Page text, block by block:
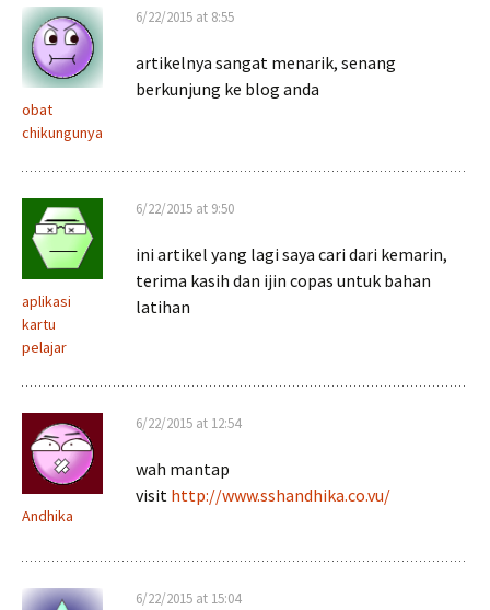
obat
chikungunya
6/22/2015 at 8:55
artikelnya sangat menarik, senang
berkunjung ke blog anda
aplikasi
kartu
pelajar
6/22/2015 at 9:50
ini artikel yang lagi saya cari dari kemarin,
terima kasih dan ijin copas untuk bahan
latihan
Andhika
6/22/2015 at 12:54
wah mantap
visit http://www.sshandhika.co.vu/
6/22/2015 at 15:04